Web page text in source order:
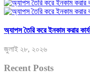
অ্যাপস তৈরি করে ইনকাম করার
জুলাই ২৮, ২০২৬
Recent Posts